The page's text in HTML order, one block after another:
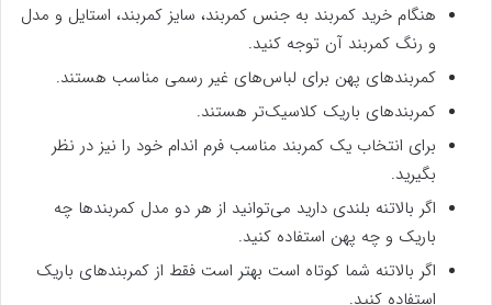
هنگام خرید کمربند به جنس کمربند، سایز کمربند، استایل و مدل
و رنگ کمربند آن توجه کنید.
کمربندهای پهن برای لباس‌های غیر رسمی مناسب هستند.
کمربندهای باریک کلاسیک‌تر هستند.
برای انتخاب یک کمربند مناسب فرم اندام خود را نیز در نظر
بگیرید.
اگر بالاتنه بلندی دارید می‌توانید از هر دو مدل کمربندها چه
باریک و چه پهن استفاده کنید.
اگر بالاتنه شما کوتاه است بهتر است فقط از کمربندهای باریک
استفاده کنید.